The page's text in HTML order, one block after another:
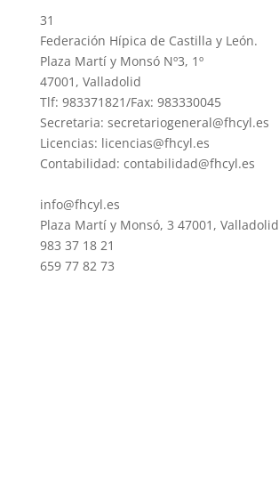
31
Federación Hípica de Castilla y León.
Plaza Martí y Monsó Nº3, 1º
47001, Valladolid
Tlf: 983371821/Fax: 983330045
Secretaria: secretariogeneral@fhcyl.es
Licencias: licencias@fhcyl.es
Contabilidad: contabilidad@fhcyl.es
info@fhcyl.es
Plaza Martí y Monsó, 3 47001, Valladolid
983 37 18 21
659 77 82 73